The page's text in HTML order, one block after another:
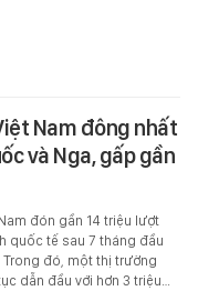
Nam đông nhất
và Nga, gấp gần
đón gần 14 triệu lượt
quốc tế sau 7 tháng đầu
Trong đó, một thị trường
dẫn đầu với hơn 3 triệu…